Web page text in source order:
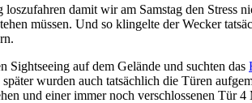
damit wir am Samstag den Stress
müssen. Und so klingelte der Wecker
auf dem Gelände und suchten das
wurden auch tatsächlich die Türen
und einer immer noch verschlossenen